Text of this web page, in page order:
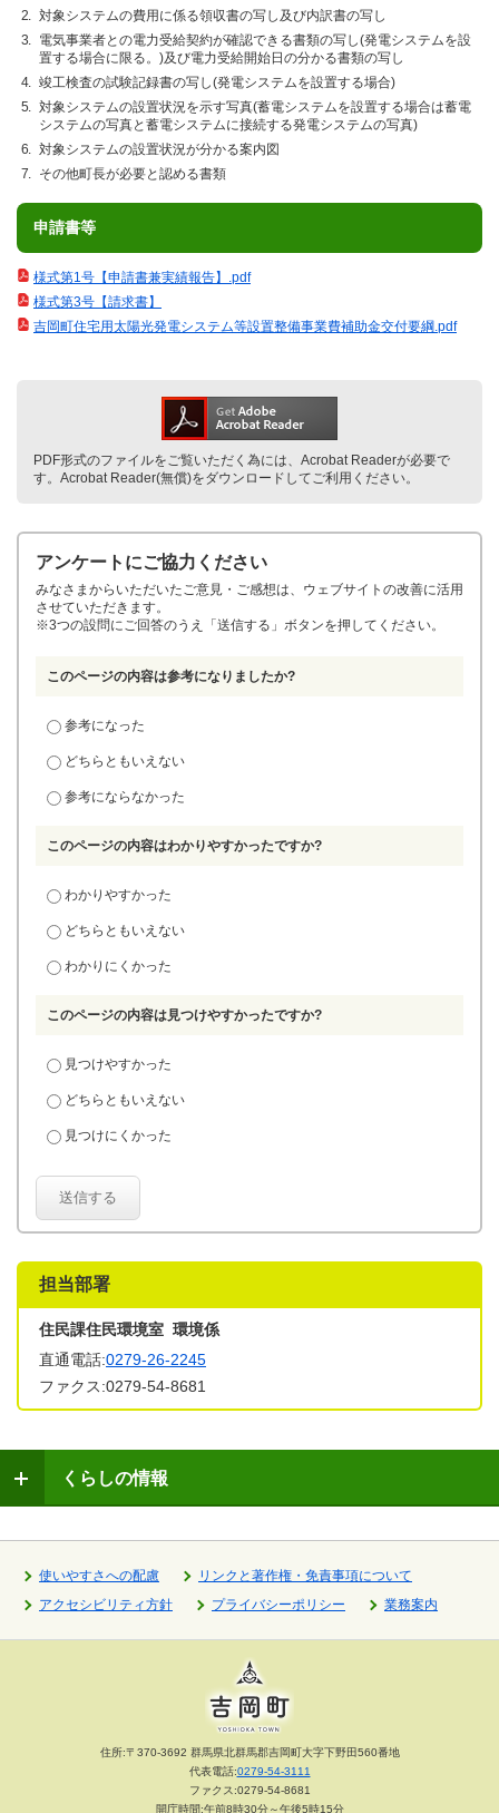
対象システムの費用に係る領収書の写し及び内訳書の写し
電気事業者との電力受給契約が確認できる書類の写し(発電システムを設
置する場合に限る。)及び電力受給開始日の分かる書類の写し
竣工検査の試験記録書の写し(発電システムを設置する場合)
対象システムの設置状況を示す写真(蓄電システムを設置する場合は蓄電
システムの写真と蓄電システムに接続する発電システムの写真)
対象システムの設置状況が分かる案内図
その他町長が必要と認める書類
申請書等
様式第1号【申請書兼実績報告】.pdf
様式第3号【請求書】
吉岡町住宅用太陽光発電システム等設置整備事業費補助金交付要綱.pdf
PDF形式のファイルをご覧いただく為には、Acrobat Readerが必要で
す。Acrobat Reader(無償)をダウンロードしてご利用ください。
アンケートにご協力ください
みなさまからいただいたご意見・ご感想は、ウェブサイトの改善に活用
させていただきます。
※3つの設問にご回答のうえ「送信する」ボタンを押してください。
このページの内容は参考になりましたか?
参考になった
どちらともいえない
参考にならなかった
このページの内容はわかりやすかったですか?
わかりやすかった
どちらともいえない
わかりにくかった
このページの内容は見つけやすかったですか?
見つけやすかった
どちらともいえない
見つけにくかった
送信する
担当部署
住民課住民環境室 環境係
直通電話:0279-26-2245
ファクス:0279-54-8681
くらしの情報
使いやすさへの配慮
リンクと著作権・免責事項について
アクセシビリティ方針
プライバシーポリシー 業務案内
住所:〒370-3692 群馬県北群馬郡吉岡町大字下野田560番地
代表電話:0279-54-3111
ファクス:0279-54-8681
開庁時間:午前8時30分～午後5時15分